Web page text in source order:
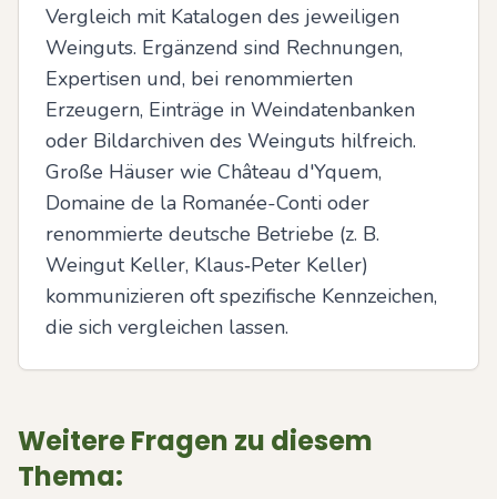
Vergleich mit Katalogen des jeweiligen
Weinguts. Ergänzend sind Rechnungen,
Expertisen und, bei renommierten
Erzeugern, Einträge in Weindatenbanken
oder Bildarchiven des Weinguts hilfreich.
Große Häuser wie Château d'Yquem,
Domaine de la Romanée-Conti oder
renommierte deutsche Betriebe (z. B.
Weingut Keller, Klaus‑Peter Keller)
kommunizieren oft spezifische Kennzeichen,
die sich vergleichen lassen.
Weitere Fragen zu diesem
Thema: